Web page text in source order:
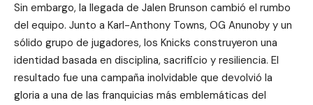
Sin embargo, la llegada de Jalen Brunson cambió el rumbo
del equipo. Junto a Karl-Anthony Towns, OG Anunoby y un
sólido grupo de jugadores, los Knicks construyeron una
identidad basada en disciplina, sacrificio y resiliencia. El
resultado fue una campaña inolvidable que devolvió la
gloria a una de las franquicias más emblemáticas del